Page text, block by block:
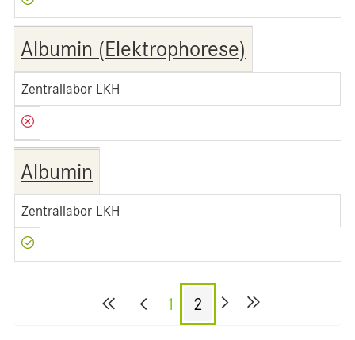
Albumin (Elektrophorese)
Zentrallabor LKH
Albumin
Zentrallabor LKH
1 2